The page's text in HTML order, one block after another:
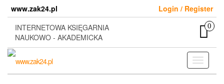
content
www.zak24.pl
Login / Register
INTERNETOWA KSIĘGARNIA
NAUKOWO - AKADEMICKA
0
Toggle